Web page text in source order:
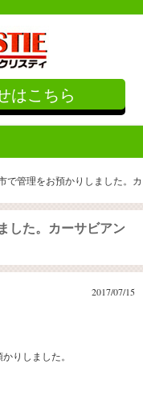
はこちら
で管理をお預かりしました。カ
した。カーサビアン
2017/07/15
りしました。